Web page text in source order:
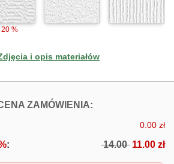
20 %
i opis materiałów
ZAMÓWIENIA:FOTOTAPETY
0.00 zł
: 14.00 11.00 zł